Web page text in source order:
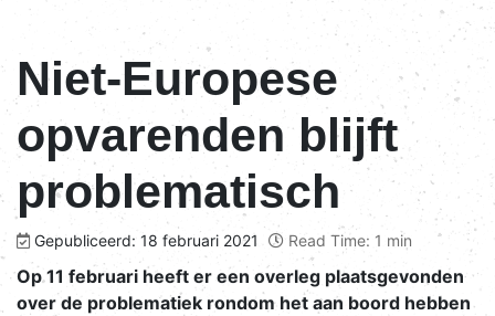
Niet-Europese
opvarenden blijft
problematisch
Gepubliceerd: 18 februari 2021 Read Time: 1 min
Op 11 februari heeft er een overleg plaatsgevonden
over de problematiek rondom het aan boord hebben